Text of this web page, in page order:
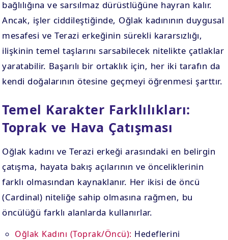
bağlılığına ve sarsılmaz dürüstlüğüne hayran kalır.
Ancak, işler ciddileştiğinde, Oğlak kadınının duygusal
mesafesi ve Terazi erkeğinin sürekli kararsızlığı,
ilişkinin temel taşlarını sarsabilecek nitelikte çatlaklar
yaratabilir. Başarılı bir ortaklık için, her iki tarafın da
kendi doğalarının ötesine geçmeyi öğrenmesi şarttır.
Temel Karakter Farklılıkları:
Toprak ve Hava Çatışması
Oğlak kadını ve Terazi erkeği arasındaki en belirgin
çatışma, hayata bakış açılarının ve önceliklerinin
farklı olmasından kaynaklanır. Her ikisi de öncü
(Cardinal) niteliğe sahip olmasına rağmen, bu
öncülüğü farklı alanlarda kullanırlar.
Oğlak Kadını (Toprak/Öncü): Hedeflerini